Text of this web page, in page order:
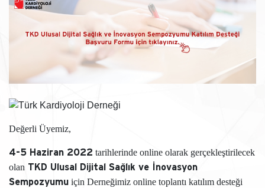
Değerli Üyemiz,
4-5 Haziran 2022 tarihlerinde online olarak gerçekleştirilecek
olan TKD Ulusal Dijital Sağlık ve İnovasyon
Sempozyumu için Derneğimiz online toplantı katılım desteği